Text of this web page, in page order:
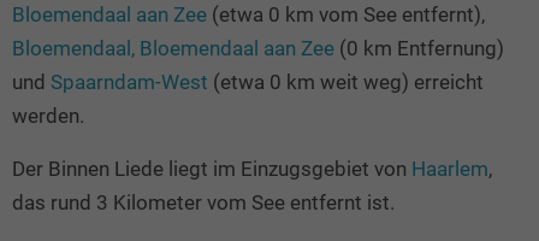
Auszeit & Wellness
Häuser auf dem Wasser
Hundefreundliche Unterkünfte
Glamping
Top Seen nach Regionen
Deutschlands Lieblingsseen
Seen in Europa
Schweiz
Bloemendaal aan Zee (etwa 0 km vom See entfernt),
Bloemendaal, Bloemendaal aan Zee (0 km Entfernung)
und Spaarndam-West (etwa 0 km weit weg) erreicht
werden.
Der Binnen Liede liegt im Einzugsgebiet von Haarlem,
das rund 3 Kilometer vom See entfernt ist.